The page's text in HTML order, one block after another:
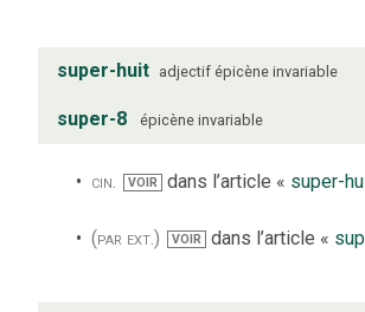
super-huit adjectif épicène invariable
super-8 épicène invariable
cin. VOIR dans l’article « super-
(par ext.) VOIR dans l’article «